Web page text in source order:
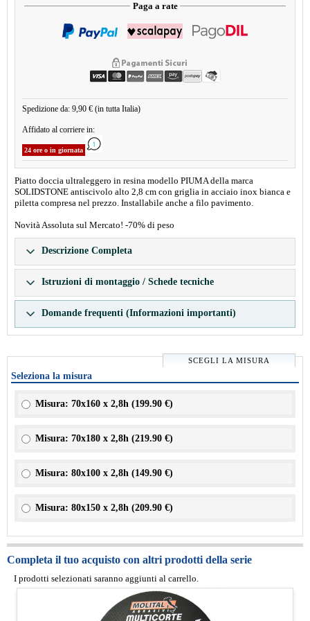
Paga a rate
Spedizione da: 9,90 € (in tutta Italia)
Affidato al corriere in:
24 ore o in giornata
Piatto doccia ultraleggero in resina modello PIUMA della marca
SOLIDSTONE antiscivolo alto 2,8 cm con griglia in acciaio inox bianca e
piletta compresa nel prezzo. Installabile anche a filo pavimento.
Novità Assoluta sul Mercato! -70% di peso
Descrizione Completa
Istruzioni di montaggio / Schede tecniche
Domande frequenti (Informazioni importanti)
SCEGLI LA MISURA
Seleziona la misura
Misura: 70x160 x 2,8h (199.90 €)
Misura: 70x180 x 2,8h (219.90 €)
Misura: 80x100 x 2,8h (149.90 €)
Misura: 80x150 x 2,8h (209.90 €)
Completa il tuo acquisto con altri prodotti della serie
I prodotti selezionati saranno aggiunti al carrello.